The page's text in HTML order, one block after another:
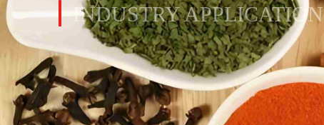
INDUSTRY APPLICATION